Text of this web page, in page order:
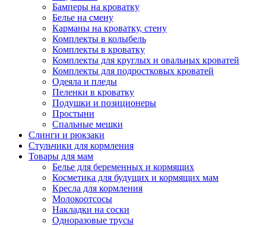
Бамперы на кроватку
Белье на смену
Карманы на кроватку, стену
Комплекты в колыбель
Комплекты в кроватку
Комплекты для круглых и овальных кроватей
Комплекты для подростковых кроватей
Одеяла и пледы
Пеленки в кроватку
Подушки и позиционеры
Простыни
Спальные мешки
Слинги и рюкзаки
Стульчики для кормления
Товары для мам
Белье для беременных и кормящих
Косметика для будущих и кормящих мам
Кресла для кормления
Молокоотсосы
Накладки на соски
Одноразовые трусы